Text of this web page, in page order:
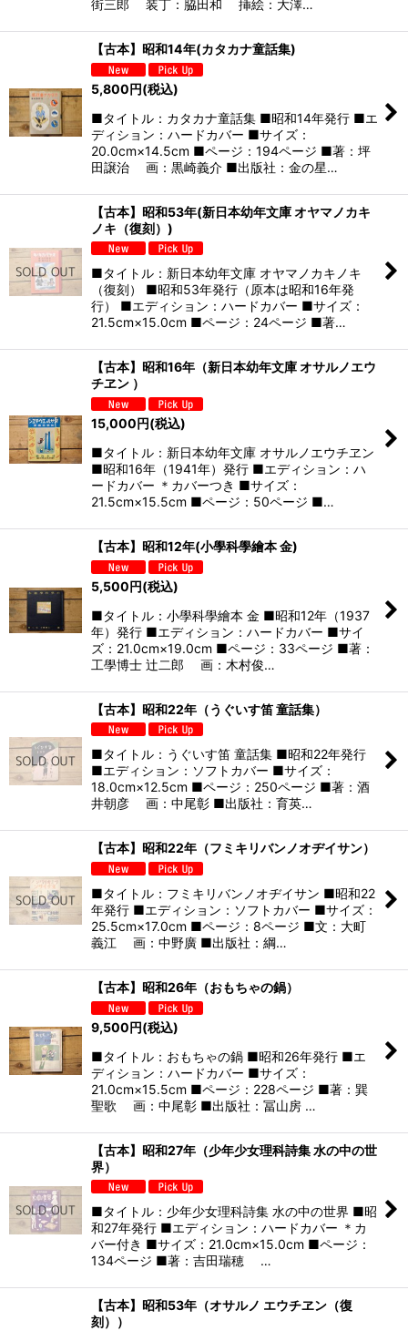
街三郎 装丁：脇田和 挿絵：大澤…
【古本】昭和14年(カタカナ童話集)
5,800円(税込)
■タイトル：カタカナ童話集 ■昭和14年発行 ■エ
ディション：ハードカバー ■サイズ：
20.0cm×14.5cm ■ページ：194ページ ■著：坪
田譲治 画：黒崎義介 ■出版社：金の星…
【古本】昭和53年(新日本幼年文庫 オヤマノカキ
ノキ（復刻）)
■タイトル：新日本幼年文庫 オヤマノカキノキ
（復刻） ■昭和53年発行（原本は昭和16年発
行） ■エディション：ハードカバー ■サイズ：
21.5cm×15.0cm ■ページ：24ページ ■著…
【古本】昭和16年（新日本幼年文庫 オサルノエウ
チヱン ）
15,000円(税込)
■タイトル：新日本幼年文庫 オサルノエウチヱン
■昭和16年（1941年）発行 ■エディション：ハ
ードカバー ＊カバーつき ■サイズ：
21.5cm×15.5cm ■ページ：50ページ ■…
【古本】昭和12年(小學科學繪本 金)
5,500円(税込)
■タイトル：小學科學繪本 金 ■昭和12年（1937
年）発行 ■エディション：ハードカバー ■サイ
ズ：21.0cm×19.0cm ■ページ：33ページ ■著：
工學博士 辻二郎 画：木村俊…
【古本】昭和22年（うぐいす笛 童話集）
■タイトル：うぐいす笛 童話集 ■昭和22年発行
■エディション：ソフトカバー ■サイズ：
18.0cm×12.5cm ■ページ：250ページ ■著：酒
井朝彦 画：中尾彰 ■出版社：育英…
【古本】昭和22年（フミキリバンノオヂイサン）
■タイトル：フミキリバンノオヂイサン ■昭和22
年発行 ■エディション：ソフトカバー ■サイズ：
25.5cm×17.0cm ■ページ：8ページ ■文：大町
義江 画：中野廣 ■出版社：綱…
【古本】昭和26年（おもちゃの鍋）
9,500円(税込)
■タイトル：おもちゃの鍋 ■昭和26年発行 ■エ
ディション：ハードカバー ■サイズ：
21.0cm×15.5cm ■ページ：228ページ ■著：巽
聖歌 画：中尾彰 ■出版社：冨山房 …
【古本】昭和27年（少年少女理科詩集 水の中の世
界）
■タイトル：少年少女理科詩集 水の中の世界 ■昭
和27年発行 ■エディション：ハードカバー ＊カ
バー付き ■サイズ：21.0cm×15.0cm ■ページ：
134ページ ■著：吉田瑞穂 …
【古本】昭和53年（オサルノ エウチヱン（復
刻））